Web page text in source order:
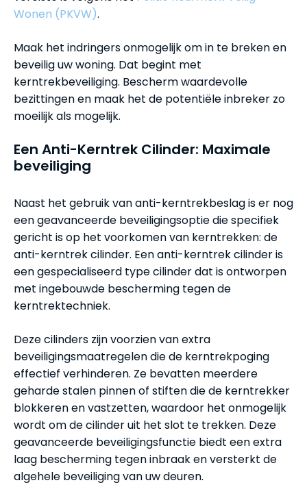
Wonen (PKVW).
Maak het indringers onmogelijk om in te breken en
beveilig uw woning. Dat begint met
kerntrekbeveiliging. Bescherm waardevolle
bezittingen en maak het de potentiële inbreker zo
moeilijk als mogelijk.
Een Anti-Kerntrek Cilinder: Maximale
beveiliging
Naast het gebruik van anti-kerntrekbeslag is er nog
een geavanceerde beveiligingsoptie die specifiek
gericht is op het voorkomen van kerntrekken: de
anti-kerntrek cilinder. Een anti-kerntrek cilinder is
een gespecialiseerd type cilinder dat is ontworpen
met ingebouwde bescherming tegen de
kerntrektechniek.
Deze cilinders zijn voorzien van extra
beveiligingsmaatregelen die de kerntrekpoging
effectief verhinderen. Ze bevatten meerdere
geharde stalen pinnen of stiften die de kerntrekker
blokkeren en vastzetten, waardoor het onmogelijk
wordt om de cilinder uit het slot te trekken. Deze
geavanceerde beveiligingsfunctie biedt een extra
laag bescherming tegen inbraak en versterkt de
algehele beveiliging van uw deuren.